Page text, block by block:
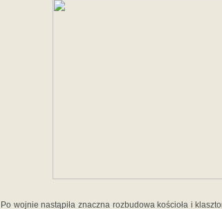
Po wojnie nastąpiła znaczna rozbudowa kościoła i